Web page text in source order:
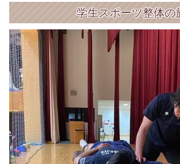
学生スポーツ整体の